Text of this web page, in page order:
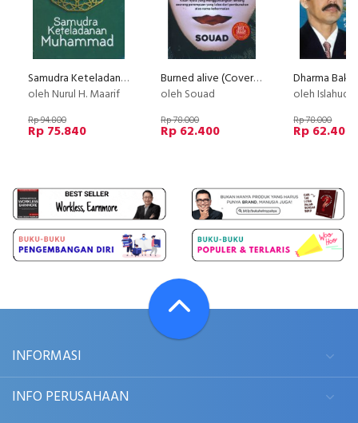
Samudra Keteladanan Muhammad
oleh Nurul H. Maarif
Rp 94.800
Rp 75.840
Burned alive (Cover Baru 2019)
oleh Souad
Rp 78.000
Rp 62.400
oleh
Rp 78.000
Rp 62.400
INFORMASI
INFO PERUSAHAAN